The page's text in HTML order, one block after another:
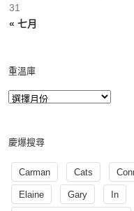
« 七月
31
重溫庫
慶爆搜尋
Carman Cats
Elaine Gary In